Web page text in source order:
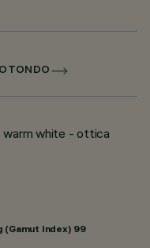
warm white - ottica
(Gamut Index) 99